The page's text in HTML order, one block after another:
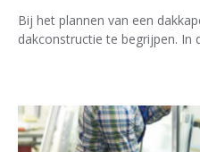
Bij het plannen van een
dakconstructie te begrijpen. In